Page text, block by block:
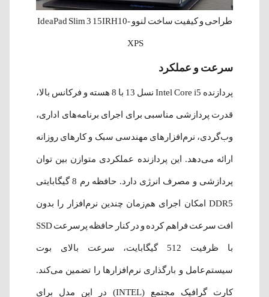
طراحی و کیفیت ساخت لنوو IdeaPad Slim 3 15IRH10-
XPS
سرعت و عملکرد
پردازنده Intel Core i5 نسل 13 با 8 هسته و فرکانس بالا،
قدرت پردازشی مناسبی برای اجرای برنامه‌های اداری،
وب‌گردی، نرم‌افزارهای مهندسی سبک و کارهای روزانه
ارائه می‌دهد. این پردازنده عملکردی متوازن بین توان
پردازشی و مصرف انرژی دارد. حافظه رم 8 گیگابایتی
DDR5 امکان اجرای هم‌زمان چندین نرم‌افزار را بدون
افت سرعت فراهم کرده و در کنار حافظه پرسرعت SSD
با ظرفیت 512 گیگابایت، سرعت بالای بوت
سیستم‌عامل و بارگذاری نرم‌افزارها را تضمین می‌کند.
کارت گرافیک مجتمع (INTEL) در این مدل برای